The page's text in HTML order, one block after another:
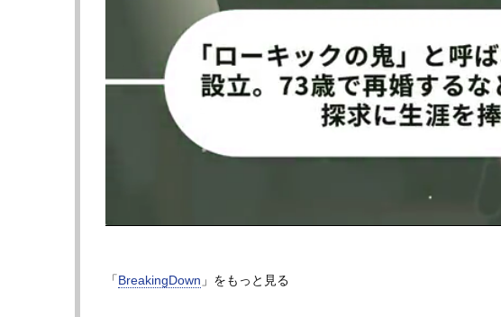
キックを蹴り込む、よしきまる（右）
『BreakingDown15』
2025年3月2日（日）プリズムホール（東京ドームシティ内）
▼第9試合 バンタム級（61kg以下）
せ蹴りを得意とする。
「BreakingDown 」をもっと見る